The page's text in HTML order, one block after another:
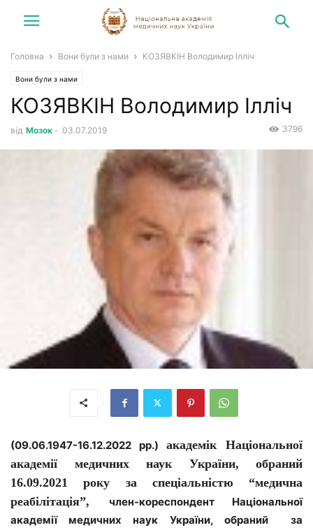
Головна Вони були з нами КОЗЯВКІН Володимир Ілліч
Вони були з нами
КОЗЯВКІН Володимир Ілліч
від Мозок - 03.07.2019 3796
(09.06.1947-16.12.2022 рр.) академік Національної
академії медичних наук України, обраний
16.09.2021 року за спеціальністю “медична
реабілітація”, член-кореспондент Національної
академії медичних наук України, обраний за